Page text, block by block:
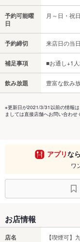
予約可能曜
日
月～日・祝
予約締切 来店日の当
補足事項 ■お通し+1
飲み放題 豊富な飲み
※更新日が2021/3/31以前の情報
ましては直接店舗へお問い合わせ
アプリな
ワ
お店情報
店名 【喫煙可】